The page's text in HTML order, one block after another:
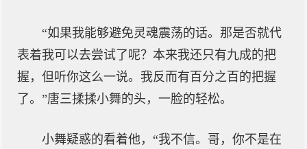
“如果我能够避免灵魂震荡的话。那是否就代
表着我可以去尝试了呢？本来我还只有九成的把
握，但听你这么一说。我反而有百分之百的把握
了。”唐三揉揉小舞的头，一脸的轻松。
小舞疑惑的看着他，“我不信。哥，你不是在